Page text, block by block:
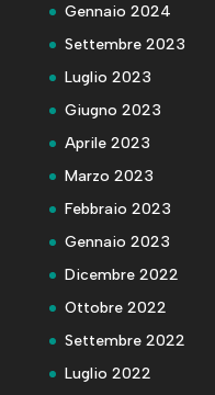
Gennaio 2024
Settembre 2023
Luglio 2023
Giugno 2023
Aprile 2023
Marzo 2023
Febbraio 2023
Gennaio 2023
Dicembre 2022
Ottobre 2022
Settembre 2022
Luglio 2022